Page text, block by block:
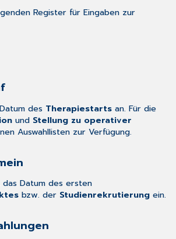
Register für Eingaben zur
des Therapiestarts an. Für die
und Stellung zu operativer
Auswahllisten zur Verfügung.
Datum des ersten
bzw. der Studienrekrutierung ein.